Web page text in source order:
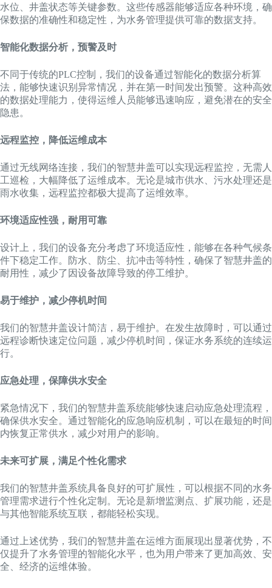
水位、井盖状态等关键参数。这些传感器能够适应各种环境，确
保数据的准确性和稳定性，为水务管理提供可靠的数据支持。
智能化数据分析，预警及时
不同于传统的PLC控制，我们的设备通过智能化的数据分析算
法，能够快速识别异常情况，并在第一时间发出预警。这种高效
的数据处理能力，使得运维人员能够迅速响应，避免潜在的安全
隐患。
远程监控，降低运维成本
通过无线网络连接，我们的智慧井盖可以实现远程监控，无需人
工巡检，大幅降低了运维成本。无论是城市供水、污水处理还是
雨水收集，远程监控都极大提高了运维效率。
环境适应性强，耐用可靠
设计上，我们的设备充分考虑了环境适应性，能够在各种气候条
件下稳定工作。防水、防尘、抗冲击等特性，确保了智慧井盖的
耐用性，减少了因设备故障导致的停工维护。
易于维护，减少停机时间
我们的智慧井盖设计简洁，易于维护。在发生故障时，可以通过
远程诊断快速定位问题，减少停机时间，保证水务系统的连续运
行。
应急处理，保障供水安全
紧急情况下，我们的智慧井盖系统能够快速启动应急处理流程，
确保供水安全。通过智能化的应急响应机制，可以在最短的时间
内恢复正常供水，减少对用户的影响。
未来可扩展，满足个性化需求
我们的智慧井盖系统具备良好的可扩展性，可以根据不同的水务
管理需求进行个性化定制。无论是新增监测点、扩展功能，还是
与其他智能系统互联，都能轻松实现。
通过上述优势，我们的智慧井盖在运维方面展现出显著优势，不
仅提升了水务管理的智能化水平，也为用户带来了更加高效、安
全、经济的运维体验。